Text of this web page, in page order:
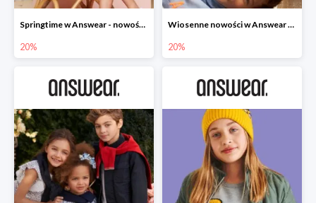
Springtime w Answear - nowości do -20%
20%
Wiosenne nowości w Answear do -20%
20%